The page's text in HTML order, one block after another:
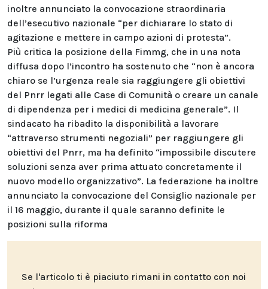
inoltre annunciato la convocazione straordinaria
dell’esecutivo nazionale “per dichiarare lo stato di
agitazione e mettere in campo azioni di protesta”.
Più critica la posizione della Fimmg, che in una nota
diffusa dopo l’incontro ha sostenuto che “non è ancora
chiaro se l’urgenza reale sia raggiungere gli obiettivi
del Pnrr legati alle Case di Comunità o creare un canale
di dipendenza per i medici di medicina generale”. Il
sindacato ha ribadito la disponibilità a lavorare
“attraverso strumenti negoziali” per raggiungere gli
obiettivi del Pnrr, ma ha definito “impossibile discutere
soluzioni senza aver prima attuato concretamente il
nuovo modello organizzativo”. La federazione ha inoltre
annunciato la convocazione del Consiglio nazionale per
il 16 maggio, durante il quale saranno definite le
posizioni sulla riforma
Se l'articolo ti è piaciuto rimani in contatto con noi